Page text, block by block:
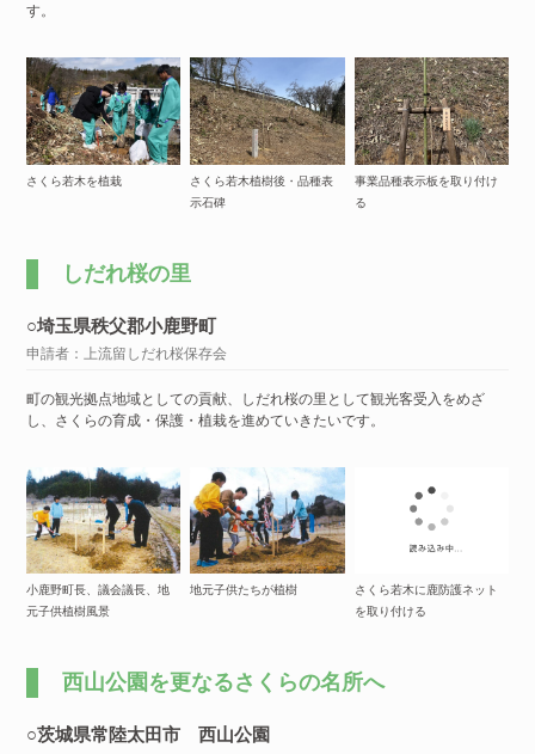
す。
さくら若木を植栽
さくら若木植樹後・品種表
示石碑
事業品種表示板を取り付け
る
しだれ桜の里
○埼玉県秩父郡小鹿野町
申請者：上流留しだれ桜保存会
町の観光拠点地域としての貢献、しだれ桜の里として観光客受入をめざ
し、さくらの育成・保護・植栽を進めていきたいです。
小鹿野町長、議会議長、地
元子供植樹風景
地元子供たちが植樹
さくら若木に鹿防護ネット
を取り付ける
西山公園を更なるさくらの名所へ
○茨城県常陸太田市 西山公園